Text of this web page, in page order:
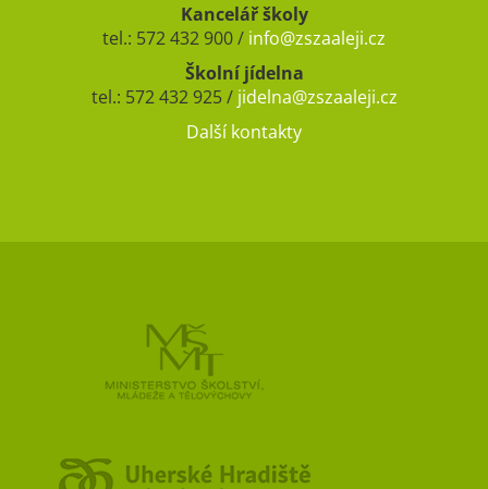
Kancelář školy
tel.: 572 432 900 / info@zszaaleji.cz
Školní jídelna
tel.: 572 432 925 / jidelna@zszaaleji.cz
Další kontakty